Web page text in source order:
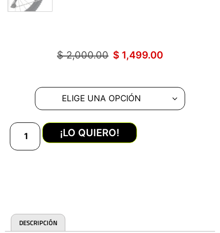
$2,000.00 $ 1,499.00
¡LO QUIERO!
DESCRIPCIÓN